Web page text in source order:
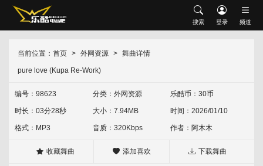
搜索 登录 频道
搜索
外文舞曲 沈风外文 外网资源 经典怀旧 HOUSE Electro
会员中心 修改资料
升级VIP
当前位置： 首页 外网资源 舞曲详情
pure love (Kupa Re-Work)
编号：98623 分类： 外网资源 乐酷币：30币
时长：03分28秒 大小：7.94MB 时间：2026/01/10
格式：MP3 音质：320Kbps 作者： 阿木木
收藏舞曲 添加喜欢 下载舞曲